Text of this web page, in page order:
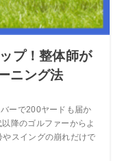
プ！整体師が
ニング法
ーで200ヤードも届か
降のゴルファーからよ
スイングの崩れだけで